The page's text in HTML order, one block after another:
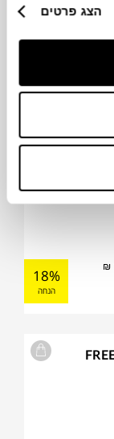
הצג פרטים
₪
18%
הנחה